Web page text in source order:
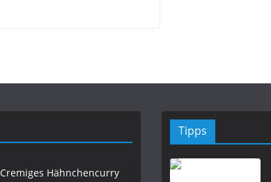
Cremiges Hähnchencurry
Tipps